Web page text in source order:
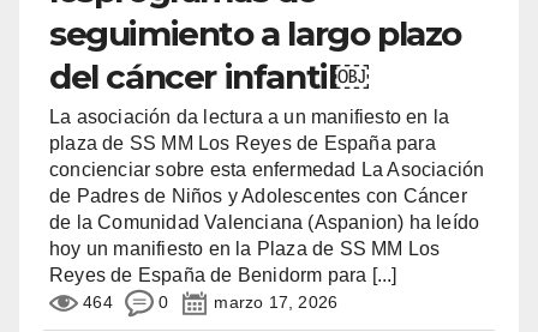
seguimiento a largo plazo
del cáncer infantil￼
La asociación da lectura a un manifiesto en la
plaza de SS MM Los Reyes de España para
concienciar sobre esta enfermedad La Asociación
de Padres de Niños y Adolescentes con Cáncer
de la Comunidad Valenciana (Aspanion) ha leído
hoy un manifiesto en la Plaza de SS MM Los
Reyes de España de Benidorm para [...]
464 0 marzo 17, 2026